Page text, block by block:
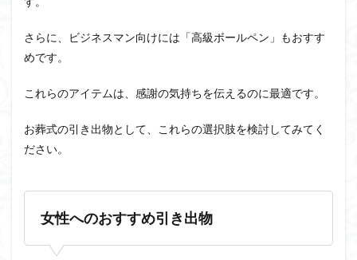
さらに、ビジネスマン向けには「高級ボールペン」もおすす
めです。
これらのアイテムは、感謝の気持ちを伝えるのに最適です。
お葬式の引き出物として、これらの選択肢を検討してみてく
ださい。
女性へのおすすめ引き出物